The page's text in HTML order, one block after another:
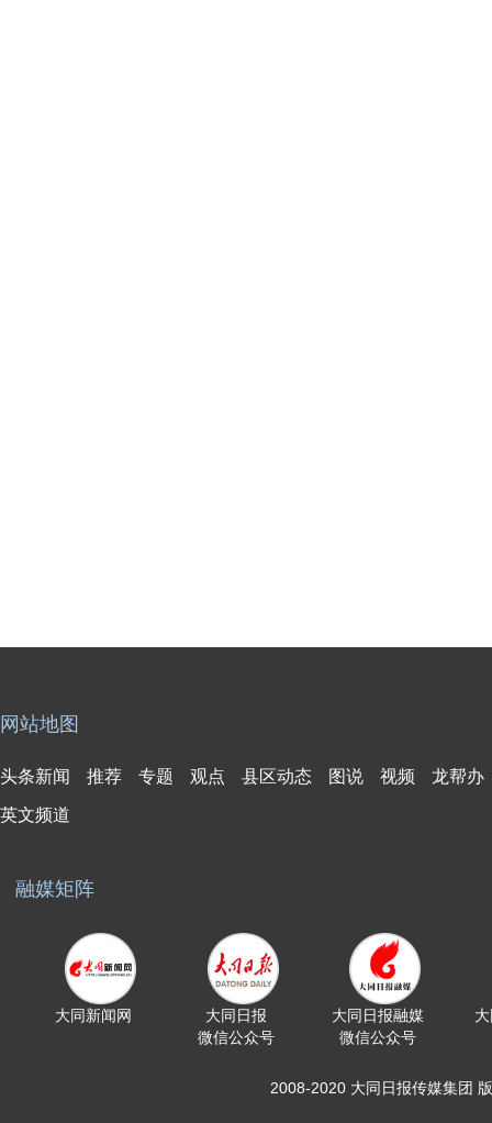
网站地图
头条新闻 推荐 专题 观点 县区动态 图说 视频 龙帮办
英文频道
融媒矩阵
大同新闻网
大同日报
微信公众号
大同日报融媒
微信公众号
2008-2020 大同日报传媒集团